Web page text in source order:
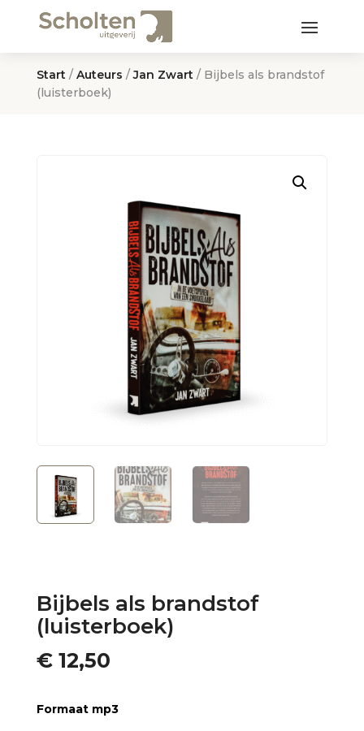
Start / Auteurs /Jan Zwart / Bijbels als brandstof
(luisterboek)
Bijbels als brandstof
(luisterboek)
€12,50
Formaat mp3